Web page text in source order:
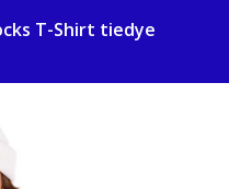
T-Shirt tiedye